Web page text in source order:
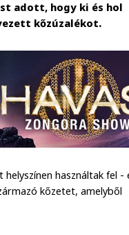
adott, hogy ki és hol
kőzúzalékot.
használtak fel -
kőzetet, amelyből